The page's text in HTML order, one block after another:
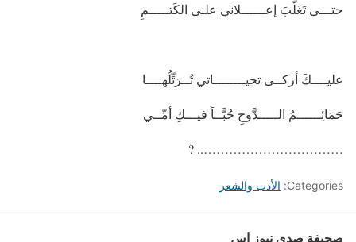
حتـــى تَغَلَّبَ إعــــــلاني علـى الكَتـــــمِ
عليــــكَ أزكــى تحيــــــــاتي تُــرَتِّلُهــــا
حَمَائِــــــمُ الـــــدَّوحِ حُبَّــاً فيـــكِ أمِّــي
…………………………….. ?
Categories: الأدب والشعر
صحيفة صدى نيوز إس